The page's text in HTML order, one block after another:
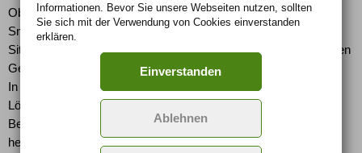
Ob man sich für ein herkömmliches Navi entscheidet oder ein
Smartphone als Wegweiser nutzt, hängt von der persönlichen
Situation ab: Wird die Navigation für den Urlaub und den täglichen
Gebrauch benötigt, empfiehlt sich ein mobiles Navigationsgerät.
In diesem Fall ist es die praktikablere und meist günstigere
Lösung. Auch wer keine Zeit oder keine Lust zur intensiven
Beschäftigung mit den Programmen hat, sollte eher zu den
herkömmlichen Navigationsgeräten greifen. Ist allerdings schon
Informationen. Bevor Sie unsere Webseiten nutzen, sollten
Sie sich mit der Verwendung von Cookies einverstanden
erklären.
Einverstanden
Ablehnen